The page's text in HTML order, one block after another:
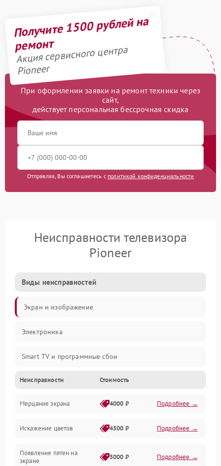
Получите 1500 рублей на
ремонт
Акция сервисного центра
Pioneer
При оформлении заявки на ремонт техники через
сайт,
действует персональная бессрочная скидка
Отправляя, Вы соглашаетесь с политикой конфиденциальности
Неисправности телевизора
Pioneer
Виды неисправностей
Экран и изображение
Электроника
Smart TV и программные сбои
Питание и запуск
Подсветка и LED-модули
Звук и аудиосистема
Сигнал и приём каналов
Неисправности Стоимость
Мерцание экрана 4000 ₽ Подробнее →
Искажение цветов 4500 ₽ Подробнее →
Появление пятен на
экране
5000 ₽ Подробнее →